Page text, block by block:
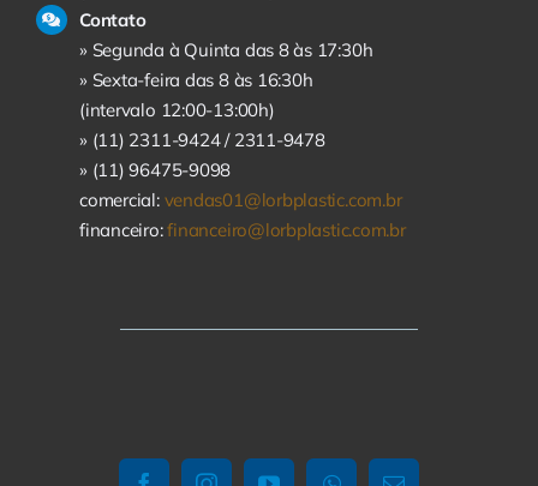
Contato
» Segunda à Quinta das 8 às 17:30h
» Sexta-feira das 8 às 16:30h
(intervalo 12:00-13:00h)
» (11) 2311-9424 / 2311-9478
» (11) 96475-9098
comercial: vendas01@lorbplastic.com.br
financeiro:financeiro@lorbplastic.com.br